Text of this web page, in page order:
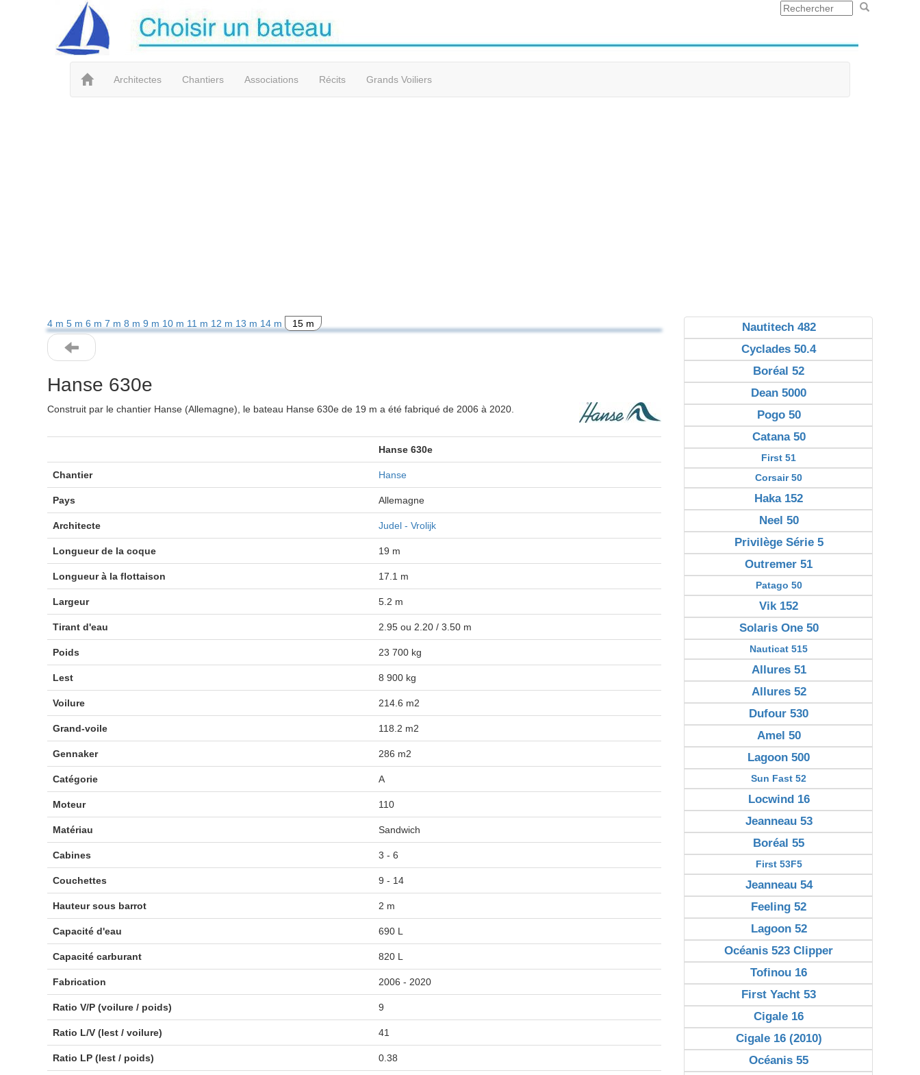
Architectes Chantiers Associations Récits Grands Voiliers
4 m 5 m 6 m 7 m 8 m 9 m 10 m 11 m 12 m 13 m 14 m 15 m
Hanse 630e
Construit par le chantier Hanse (Allemagne), le bateau Hanse 630e de 19 m a été fabriqué de 2006 à 2020.
Hanse 630e
Chantier Hanse
Pays Allemagne
Architecte Judel - Vrolijk
Longueur de la coque 19 m
Longueur à la flottaison 17.1 m
Largeur 5.2 m
Tirant d'eau 2.95 ou 2.20 / 3.50 m
Poids 23 700 kg
Lest 8 900 kg
Voilure 214.6 m2
Grand-voile 118.2 m2
Gennaker 286 m2
Catégorie A
Moteur 110
Matériau Sandwich
Cabines 3 - 6
Couchettes 9 - 14
Hauteur sous barrot 2 m
Capacité d'eau 690 L
Capacité carburant 820 L
Fabrication 2006 - 2020
Ratio V/P (voilure / poids) 9
Ratio L/V (lest / voilure) 41
Ratio LP (lest / poids) 0.38
Nautitech 482
Cyclades 50.4
Boréal 52
Dean 5000
Pogo 50
Catana 50
First 51
Corsair 50
Haka 152
Neel 50
Privilège Série 5
Outremer 51
Patago 50
Vik 152
Solaris One 50
Nauticat 515
Allures 51
Allures 52
Dufour 530
Amel 50
Lagoon 500
Sun Fast 52
Locwind 16
Jeanneau 53
Boréal 55
First 53F5
Jeanneau 54
Feeling 52
Lagoon 52
Océanis 523 Clipper
Tofinou 16
First Yacht 53
Cigale 16
Cigale 16 (2010)
Océanis 55